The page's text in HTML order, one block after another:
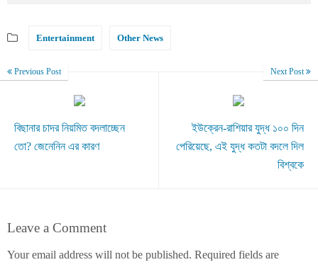
Entertainment Other News
Previous Post
বিছানার চাদর নিয়মিত বদলাচ্ছেন
তো? জেনেনিন এর কারণ
Next Post
ইউক্রেন-রাশিয়ার যুদ্ধ ১০০ দিন
পেরিয়েছে, এই যুদ্ধ কতটা বদলে দিল
বিশ্বকে
Leave a Comment
Your email address will not be published. Required fields are